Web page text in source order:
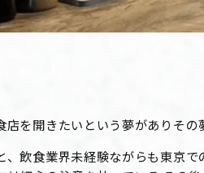
を開きたいという夢がありその
、飲食業界未経験ながらも東京